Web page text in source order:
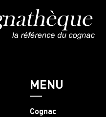
MENU
Cognac